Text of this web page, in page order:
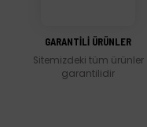
GARANTİLİ ÜRÜNLER
Sitemizdeki tüm ürünler
garantilidir